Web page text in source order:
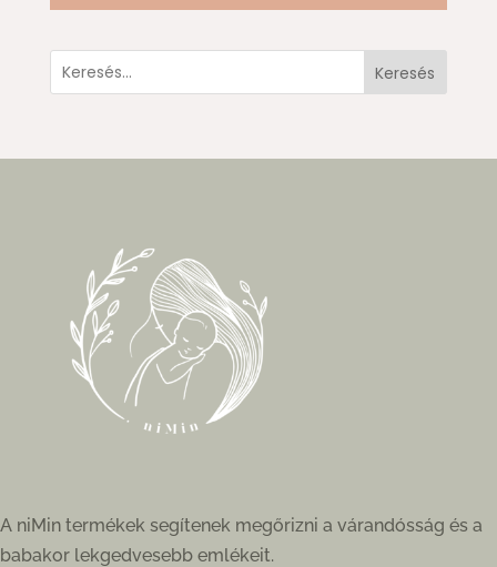
Keresés
A niMin termékek segítenek megőrizni a várandósság és a
babakor lekgedvesebb emlékeit.